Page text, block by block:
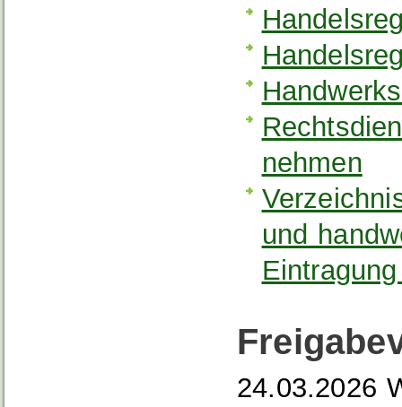
nehmen
und
24.03.2026